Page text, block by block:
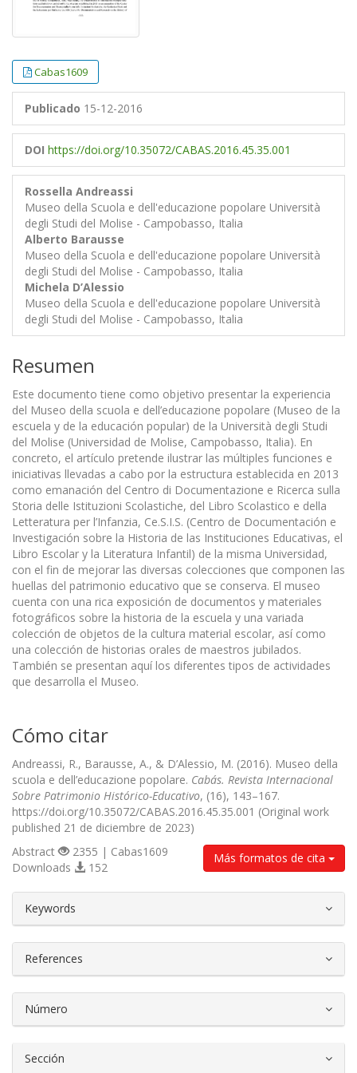
Cabas1609
Publicado 15-12-2016
DOI https://doi.org/10.35072/CABAS.2016.45.35.001
Rossella Andreassi
Museo della Scuola e dell'educazione popolare Università
degli Studi del Molise - Campobasso, Italia
Alberto Barausse
Museo della Scuola e dell'educazione popolare Università
degli Studi del Molise - Campobasso, Italia
Michela D’Alessio
Museo della Scuola e dell'educazione popolare Università
degli Studi del Molise - Campobasso, Italia
Resumen
Este documento tiene como objetivo presentar la experiencia
del Museo della scuola e dell’educazione popolare (Museo de la
escuela y de la educación popular) de la Università degli Studi
del Molise (Universidad de Molise, Campobasso, Italia). En
concreto, el artículo pretende ilustrar las múltiples funciones e
iniciativas llevadas a cabo por la estructura establecida en 2013
como emanación del Centro di Documentazione e Ricerca sulla
Storia delle Istituzioni Scolastiche, del Libro Scolastico e della
Letteratura per l’Infanzia, Ce.S.I.S. (Centro de Documentación e
Investigación sobre la Historia de las Instituciones Educativas, el
Libro Escolar y la Literatura Infantil) de la misma Universidad,
con el fin de mejorar las diversas colecciones que componen las
huellas del patrimonio educativo que se conserva. El museo
cuenta con una rica exposición de documentos y materiales
fotográficos sobre la historia de la escuela y una variada
colección de objetos de la cultura material escolar, así como
una colección de historias orales de maestros jubilados.
También se presentan aquí los diferentes tipos de actividades
que desarrolla el Museo.
Cómo citar
Andreassi, R., Barausse, A., & D’Alessio, M. (2016). Museo della
scuola e dell’educazione popolare. Cabás. Revista Internacional
Sobre Patrimonio Histórico-Educativo, (16), 143–167.
https://doi.org/10.35072/CABAS.2016.45.35.001 (Original work
published 21 de diciembre de 2023)
Más formatos de cita
Abstract
2355 | Cabas1609
Downloads
152
Keywords
References
Número
Sección